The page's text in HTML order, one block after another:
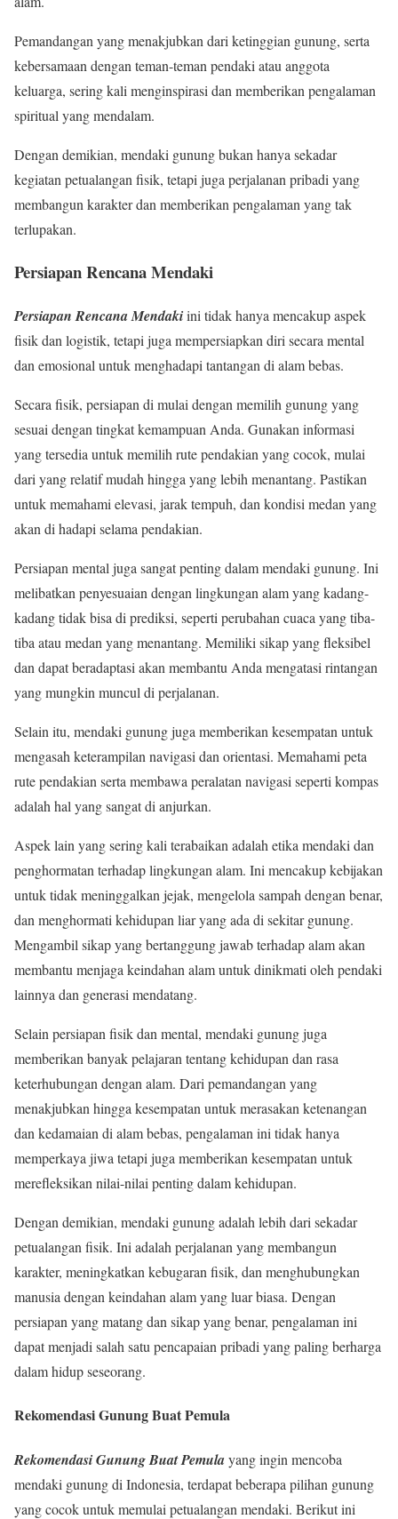
Pemandangan yang menakjubkan dari ketinggian gunung, serta
kebersamaan dengan teman-teman pendaki atau anggota
keluarga, sering kali menginspirasi dan memberikan pengalaman
spiritual yang mendalam.
Dengan demikian, mendaki gunung bukan hanya sekadar
kegiatan petualangan fisik, tetapi juga perjalanan pribadi yang
membangun karakter dan memberikan pengalaman yang tak
terlupakan.
Persiapan Rencana Mendaki
Persiapan Rencana Mendakiini tidak hanya mencakup aspek
fisik dan logistik, tetapi juga mempersiapkan diri secara mental
dan emosional untuk menghadapi tantangan di alam bebas.
Secara fisik, persiapan di mulai dengan memilih gunung yang
sesuai dengan tingkat kemampuan Anda. Gunakan informasi
yang tersedia untuk memilih rute pendakian yang cocok, mulai
dari yang relatif mudah hingga yang lebih menantang. Pastikan
untuk memahami elevasi, jarak tempuh, dan kondisi medan yang
akan di hadapi selama pendakian.
Persiapan mental juga sangat penting dalam mendaki gunung. Ini
melibatkan penyesuaian dengan lingkungan alam yang kadang-
kadang tidak bisa di prediksi, seperti perubahan cuaca yang tiba-
tiba atau medan yang menantang. Memiliki sikap yang fleksibel
dan dapat beradaptasi akan membantu Anda mengatasi rintangan
yang mungkin muncul di perjalanan.
Selain itu, mendaki gunung juga memberikan kesempatan untuk
mengasah keterampilan navigasi dan orientasi. Memahami peta
rute pendakian serta membawa peralatan navigasi seperti kompas
adalah hal yang sangat di anjurkan.
Aspek lain yang sering kali terabaikan adalah etika mendaki dan
penghormatan terhadap lingkungan alam. Ini mencakup kebijakan
untuk tidak meninggalkan jejak, mengelola sampah dengan benar,
dan menghormati kehidupan liar yang ada di sekitar gunung.
Mengambil sikap yang bertanggung jawab terhadap alam akan
membantu menjaga keindahan alam untuk dinikmati oleh pendaki
lainnya dan generasi mendatang.
Selain persiapan fisik dan mental, mendaki gunung juga
memberikan banyak pelajaran tentang kehidupan dan rasa
keterhubungan dengan alam. Dari pemandangan yang
menakjubkan hingga kesempatan untuk merasakan ketenangan
dan kedamaian di alam bebas, pengalaman ini tidak hanya
memperkaya jiwa tetapi juga memberikan kesempatan untuk
merefleksikan nilai-nilai penting dalam kehidupan.
Dengan demikian, mendaki gunung adalah lebih dari sekadar
petualangan fisik. Ini adalah perjalanan yang membangun
karakter, meningkatkan kebugaran fisik, dan menghubungkan
manusia dengan keindahan alam yang luar biasa. Dengan
persiapan yang matang dan sikap yang benar, pengalaman ini
dapat menjadi salah satu pencapaian pribadi yang paling berharga
dalam hidup seseorang.
Rekomendasi Gunung Buat Pemula
Rekomendasi Gunung Buat Pemulayang ingin mencoba
mendaki gunung di Indonesia, terdapat beberapa pilihan gunung
yang cocok untuk memulai petualangan mendaki. Berikut ini